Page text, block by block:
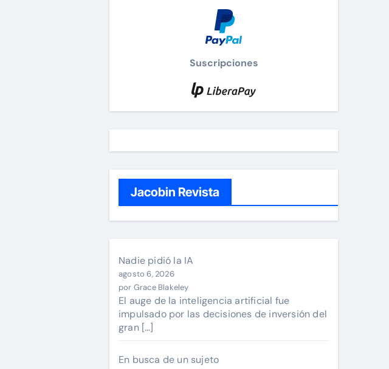
Suscripciones
Jacobin Revista
Nadie pidió la IA
agosto 6, 2026
por Grace Blakeley
El auge de la inteligencia artificial fue
impulsado por las decisiones de inversión del
gran […]
En busca de un sujeto